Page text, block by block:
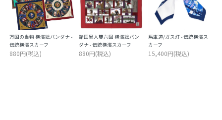
万国の当物 横濱絵バンダナ -
伝統横濱スカーフ
880円(税込)
諸国異人雙六図 横濱絵バン
ダナ - 伝統横濱スカーフ
880円(税込)
馬車道/ガス灯 - 伝統横濱ス
カーフ
15,400円(税込)